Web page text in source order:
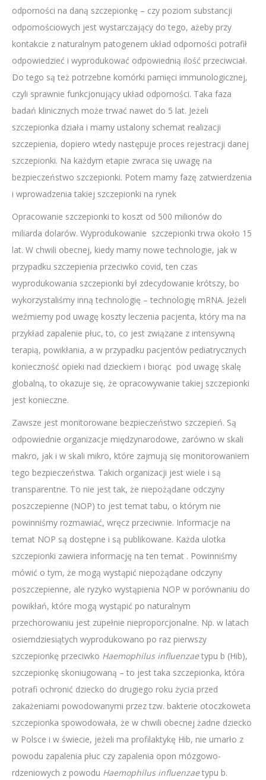
odporności na daną szczepionkę – czy poziom substancji
odpornościowych jest wystarczający do tego, ażeby przy
kontakcie z naturalnym patogenem układ odporności potrafił
odpowiedzieć i wyprodukować odpowiednią ilość przeciwciał.
Do tego są też potrzebne komórki pamięci immunologicznej,
czyli sprawnie funkcjonujący układ odporności. Taka faza
badań klinicznych może trwać nawet do 5 lat. Jeżeli
szczepionka działa i mamy ustalony schemat realizacji
szczepienia, dopiero wtedy następuje proces rejestracji danej
szczepionki. Na każdym etapie zwraca się uwagę na
bezpieczeństwo szczepionki. Potem mamy fazę zatwierdzenia
i wprowadzenia takiej szczepionki na rynek
Opracowanie szczepionki to koszt od 500 milionów do
miliarda dolarów. Wyprodukowanie szczepionki trwa około 15
lat. W chwili obecnej, kiedy mamy nowe technologie, jak w
przypadku szczepienia przeciwko covid, ten czas
wyprodukowania szczepionki był zdecydowanie krótszy, bo
wykorzystaliśmy inną technologię – technologię mRNA. Jeżeli
weźmiemy pod uwagę koszty leczenia pacjenta, który ma na
przykład zapalenie płuc, to, co jest związane z intensywną
terapią, powikłania, a w przypadku pacjentów pediatrycznych
konieczność opieki nad dzieckiem i biorąc pod uwagę skalę
globalną, to okazuje się, że opracowywanie takiej szczepionki
jest konieczne.
Zawsze jest monitorowane bezpieczeństwo szczepień. Są
odpowiednie organizacje międzynarodowe, zarówno w skali
makro, jak i w skali mikro, które zajmują się monitorowaniem
tego bezpieczeństwa. Takich organizacji jest wiele i są
transparentne. To nie jest tak, że niepożądane odczyny
poszczepienne (NOP) to jest temat tabu, o którym nie
powinniśmy rozmawiać, wręcz przeciwnie. Informacje na
temat NOP są dostępne i są publikowane. Każda ulotka
szczepionki zawiera informację na ten temat . Powinniśmy
mówić o tym, że mogą wystąpić niepożądane odczyny
poszczepienne, ale ryzyko wystąpienia NOP w porównaniu do
powikłań, które mogą wystąpić po naturalnym
przechorowaniu jest zupełnie nieproporcjonalne. Np. w latach
osiemdziesiątych wyprodukowano po raz pierwszy
szczepionkę przeciwko Haemophilus influenzaetypu b (Hib),
szczepionkę skoniugowaną – to jest taka szczepionka, która
potrafi ochronić dziecko do drugiego roku życia przed
zakażeniami powodowanymi przez tzw. bakterie otoczkoweta
szczepionka spowodowała, że w chwili obecnej żadne dziecko
w Polsce i w świecie, jeżeli ma profilaktykę Hib, nie umarło z
powodu zapalenia płuc czy zapalenia opon mózgowo-
rdzeniowych z powodu Haemophilus influenzaetypu b.